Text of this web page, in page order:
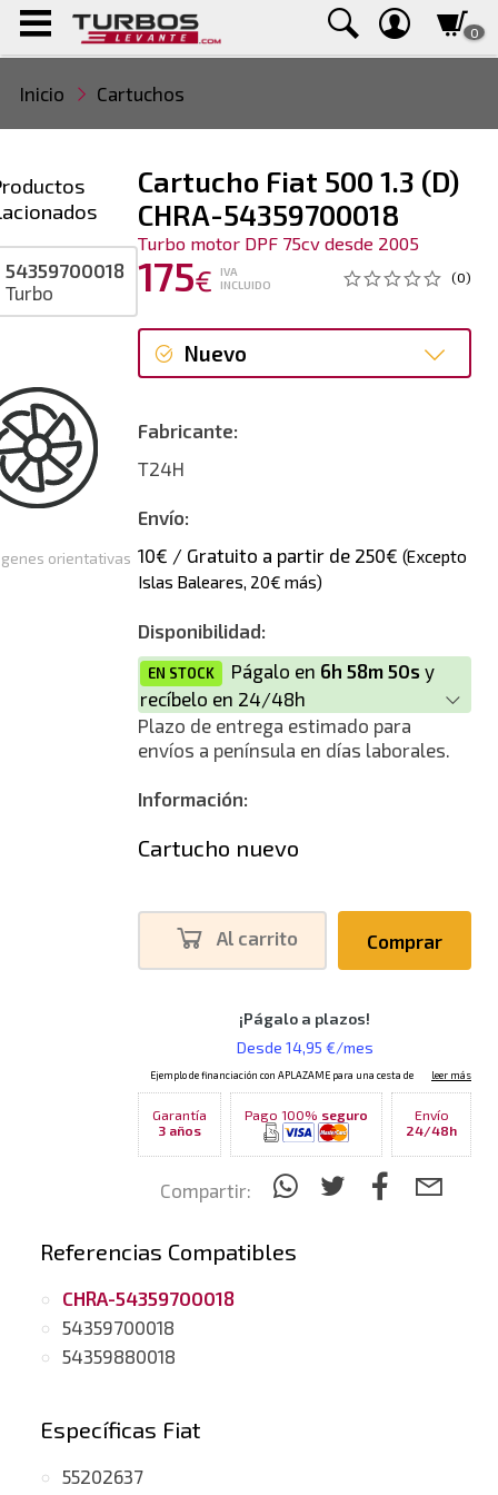
0
Inicio Cartuchos
Cartucho Fiat 500 1.3 (D)
CHRA-54359700018
Turbo motor DPF 75cv desde 2005
175€
IVA
INCLUIDO
(0)
Nuevo
Fabricante:
T24H
Envío:
10€ / Gratuito a partir de 250€ (Excepto
Islas Baleares, 20€ más)
Disponibilidad:
EN STOCK Págalo en 6h 58m 50s y
recíbelo en 24/48h
Plazo de entrega estimado para
envíos a península en días laborales.
Información:
Cartucho nuevo
Al carrito Comprar
Garantía
3 años
Pago 100% seguro
Envío
24/48h
Compartir:
orientativas
54359700018
Turbo
Referencias Compatibles
CHRA-54359700018
54359700018
54359880018
Específicas Fiat
55202637